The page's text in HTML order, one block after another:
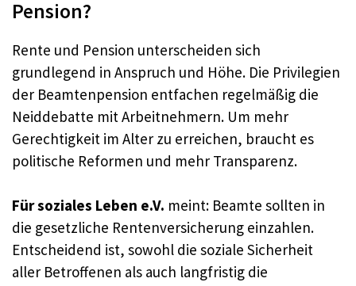
Pension?
Rente und Pension unterscheiden sich
grundlegend in Anspruch und Höhe. Die Privilegien
der Beamtenpension entfachen regelmäßig die
Neiddebatte mit Arbeitnehmern. Um mehr
Gerechtigkeit im Alter zu erreichen, braucht es
politische Reformen und mehr Transparenz.
Für soziales Leben e.V. meint: Beamte sollten in
die gesetzliche Rentenversicherung einzahlen.
Entscheidend ist, sowohl die soziale Sicherheit
aller Betroffenen als auch langfristig die